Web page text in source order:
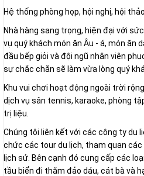
Hệ thống phòng họp, hội nghị, hội
Nhà hàng sang trọng, hiện đại với
vụ quý khách món ăn Âu - á, món ăn
đầu bếp giỏi và đội ngũ nhân viên
sự chắc chắn sẽ làm vừa lòng quý
Khu vui chơi hoạt động ngoài trời
dịch vụ sân tennis, karaoke, phòng
trị liệu.
Chúng tôi liên kết với các công ty du
chức các tour du lịch, tham quan
lịch sử. Bên cạnh đó cung cấp các
tầu biển đi thăm đảo dáu, cát bà và